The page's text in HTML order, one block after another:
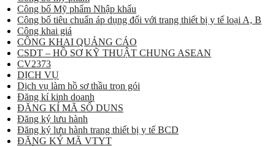
Công bố Mỹ phẩm Nhập khẩu
Công bố tiêu chuẩn áp dụng đối với trang thiết bị y tế loại A, B
Công khai giá
CÔNG KHAI QUẢNG CÁO
CSDT – HỒ SƠ KỸ THUẬT CHUNG ASEAN
CV2373
DỊCH VỤ
Dịch vụ làm hồ sơ thầu trọn gói
Đăng kí kinh doanh
ĐĂNG KÍ MÃ SỐ DUNS
Đăng ký lưu hành
Đăng ký lưu hành trang thiết bị y tế BCD
ĐĂNG KÝ MÃ VTYT